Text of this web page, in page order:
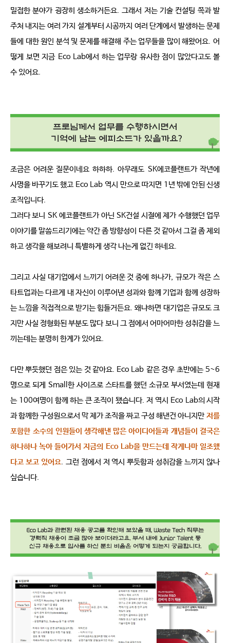
밀접한 분야가 굉장히 생소하거든요. 그래서 저는 기술 컨설팅 쪽과 발
주처 내지는 여러 가지 설계부터 시공까지 여러 단계에서 발생하는 문제
들에 대한 원인 분석 및 문제를 해결해 주는 업무들을 많이 해왔어요. 어
떻게 보면 지금 Eco Lab에서 하는 업무랑 유사한 점이 많았다고도 볼
수 있어요.
조금은 어려운 질문이네요 하하하. 아무래도 SK에코플랜트가 작년에
사명을 바꾸기도 했고 Eco Lab 역시 만으로 따지면 1 년 밖에 안된 신생
조직입니다.
그러다 보니 SK 에코플랜트가 아닌 SK건설 시절에 제가 수행했던 업무
이야기를 말씀드리기에는 약간 좀 방향성이 다른 것 같아서 그걸 좀 제외
하고 생각을 해보려니 특별하게 생각 나는게 없긴 하네요.
그리고 사실 대기업에서 느끼기 어려운 것 중에 하나가, 규모가 작은 스
타트업과는 다르게 내 자신이 이루어낸 성과와 함꼐 기업과 함께 성장하
는 느낌을 직접적으로 받기는 힘들거든요. 왜냐하면 대기업은 규모도 크
지만 사실 정형화된 부분도 많다 보니 그 점에서 어마어마한 성취감을 느
끼는데는 분명히 한계가 있어요.
다만 뿌듯했던 점은 있는 것 같아요. Eco Lab 같은 경우 초반에는 5~6
명으로 되게 Small 한 사이즈로 스타트를 했던 소규모 부서였는데 현재
는 100여명이 함께 하는 큰 조직이 됐습니다. 저 역시 Eco Lab의 시작
과 함께한 구성원으로서 막 제가 조직을 짜고 구성 해낸건 아니지만 저를
포함한 소수의 인원들이 생각해낸 많은 아이디어들과 개념들이 결국은
하나하나 녹아 들어가서 지금의
Eco Lab을 만드는데 작게나마 일조했
다고 보고 있어요. 그런 점에서 저 역시 뿌듯함과 성취감을 느끼지 않나
싶습니다.